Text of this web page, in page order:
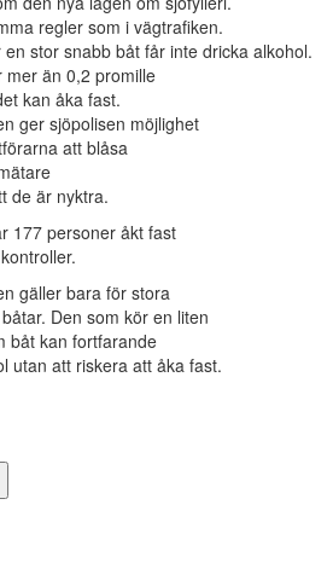
regler som i vägtrafiken.
en stor snabb båt får inte dricka alkohol.
mer än 0,2 promille
kan åka fast.
ger sjöpolisen möjlighet
att blåsa
de är nyktra.
177 personer åkt fast
gäller bara för stora
Den som kör en liten
båt kan fortfarande
utan att riskera att åka fast.